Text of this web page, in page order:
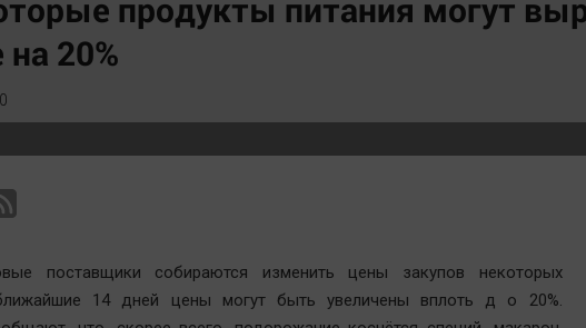
Челябинск космический
Другие рубрики
English version
Online-консультация
Вкусное
ЖКХ
Интервью
Отдых
продукты питания могут
на 20%
поставщики собираются изменить цены закупов некоторых
14 дней цены могут быть увеличены вплоть д о 20%.